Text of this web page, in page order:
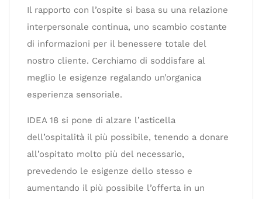
Il rapporto con l’ospite si basa su una relazione
interpersonale continua, uno scambio costante
di informazioni per il benessere totale del
nostro cliente. Cerchiamo di soddisfare al
meglio le esigenze regalando un’organica
esperienza sensoriale.
IDEA 18 si pone di alzare l’asticella
dell’ospitalità il più possibile, tenendo a donare
all’ospitato molto più del necessario,
prevedendo le esigenze dello stesso e
aumentando il più possibile l’offerta in un